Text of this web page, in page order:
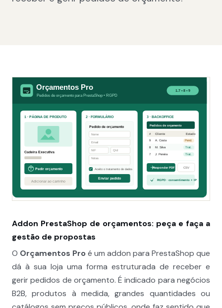
Addon PrestaShop de orçamentos: peça e faça a
gestão de propostas
O Orçamentos Pro é um addon para PrestaShop que
dá à sua loja uma forma estruturada de receber e
gerir pedidos de orçamento. É indicado para negócios
B2B, produtos à medida, grandes quantidades ou